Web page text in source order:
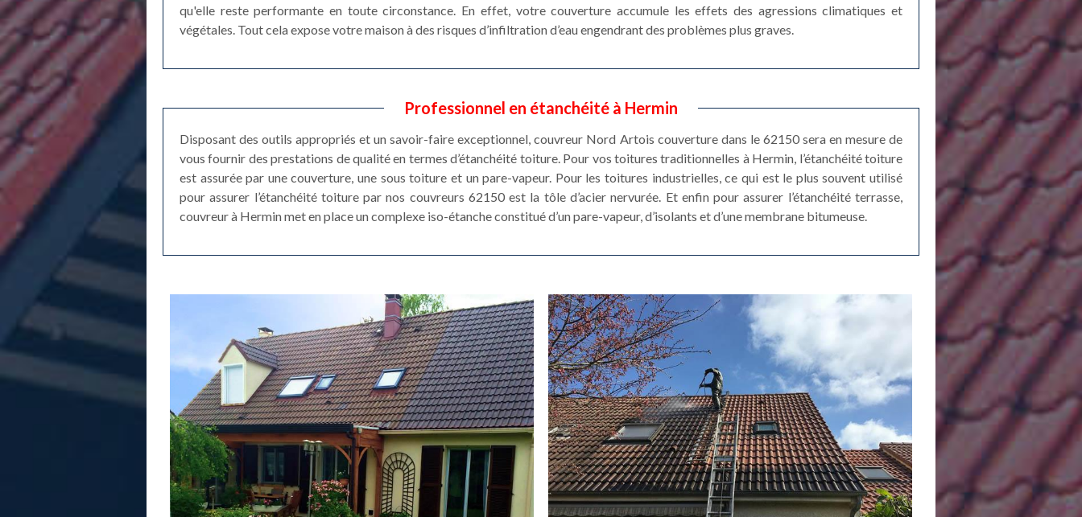
qu'elle reste performante en toute circonstance. En effet, votre couverture accumule les effets des agressions climatiques et
végétales. Tout cela expose votre maison à des risques d’infiltration d’eau engendrant des problèmes plus graves.
Professionnel en étanchéité à Hermin
Disposant des outils appropriés et un savoir-faire exceptionnel, couvreur Nord Artois couverture dans le 62150 sera en mesure de
vous fournir des prestations de qualité en termes d’étanchéité toiture. Pour vos toitures traditionnelles à Hermin, l’étanchéité toiture
est assurée par une couverture, une sous toiture et un pare-vapeur. Pour les toitures industrielles, ce qui est le plus souvent utilisé
pour assurer l’étanchéité toiture par nos couvreurs 62150 est la tôle d’acier nervurée. Et enfin pour assurer l’étanchéité terrasse,
couvreur à Hermin met en place un complexe iso-étanche constitué d’un pare-vapeur, d’isolants et d’une membrane bitumeuse.